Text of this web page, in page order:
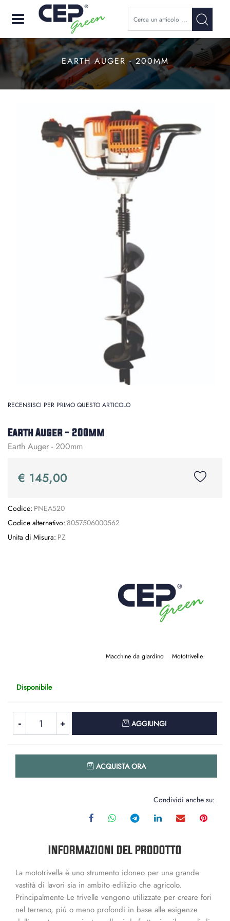
Open
EARTH AUGER - 200MM
RECENSISCI PER PRIMO QUESTO ARTICOLO
Earth Auger - 200mm
Earth Auger - 200mm
€ 145,00
Codice: PNEA520
Codice alternativo: 8057506000562
Unita di Misura: PZ
Macchine da giardino Mototrivelle
Disponibile
AGGIUNGI
ACQUISTA ORA
Condividi anche su:
INFORMAZIONI DEL PRODOTTO
La mototrivella è uno strumento idoneo per una grande
vastità di lavori sia in ambito edilizio che agricolo.
Principalmente Le trivelle vengono utilizzate per creare fori
nel terreno, più o meno profondi in base alle esigenze